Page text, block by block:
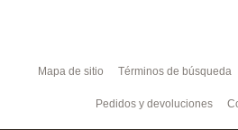
Mapa de sitio Términos de búsqueda
Pedidos y devoluciones